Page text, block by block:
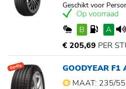
Geschikt voor
Op voorraad
B
A
€ 205,69 PER
Op=Op
GOODYEAR F1
MAAT: 235/